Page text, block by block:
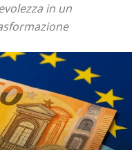
in un